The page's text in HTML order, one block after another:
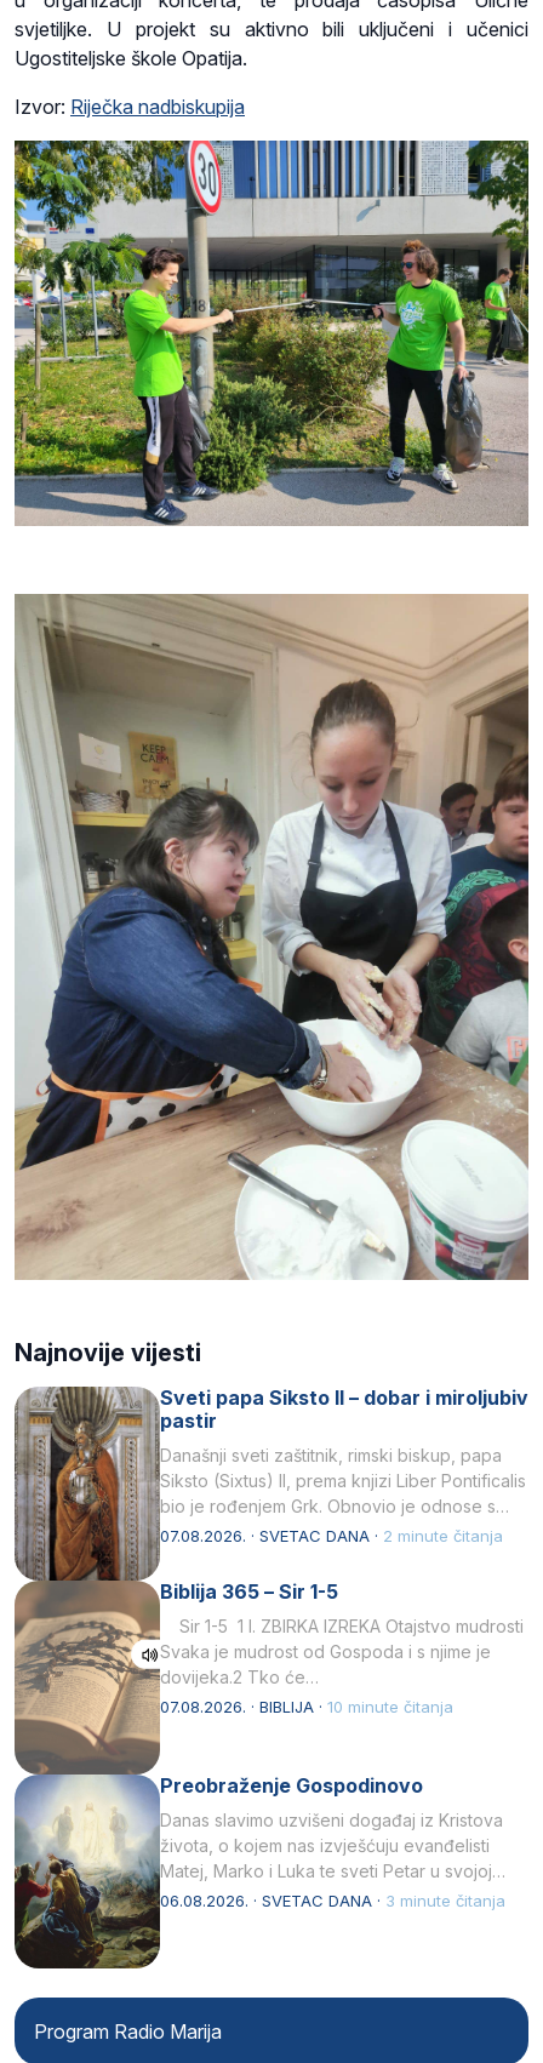
svjetiljke. U projekt su aktivno bili uključeni i učenici
Ugostiteljske škole Opatija.
Izvor: Riječka nadbiskupija
Najnovije vijesti
Sveti papa Siksto II – dobar i miroljubiv
pastir
Današnji sveti zaštitnik, rimski biskup, papa
Siksto (Sixtus) II, prema knjizi Liber Pontificalis
bio je rođenjem Grk. Obnovio je odnose s
afričkim…
07.08.2026. · SVETAC DANA · 2 minute čitanja
Biblija 365 – Sir 1-5
Sir 1-5 1 I. ZBIRKA IZREKA Otajstvo mudrosti
Svaka je mudrost od Gospoda i s njime je
dovijeka.2 Tko će…
07.08.2026. · BIBLIJA · 10 minute čitanja
Preobraženje Gospodinovo
Danas slavimo uzvišeni događaj iz Kristova
života, o kojem nas izvješćuju evanđelisti
Matej, Marko i Luka te sveti Petar u svojoj
drugoj…
06.08.2026. · SVETAC DANA · 3 minute čitanja
Program Radio Marija